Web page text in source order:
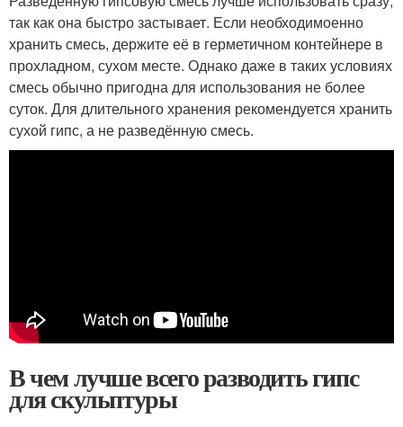
так как она быстро застывает. Если необходимоенно
хранить смесь, держите её в герметичном контейнере в
прохладном, сухом месте. Однако даже в таких условиях
смесь обычно пригодна для использования не более
суток. Для длительного хранения рекомендуется хранить
сухой гипс, а не разведённую смесь.
В чем лучше всего разводить гипс
для скульптуры